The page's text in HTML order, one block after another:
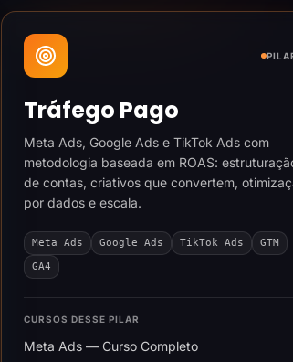
Tráfego Pago
Meta Ads, Google Ads e TikTok Ads com
metodologia baseada em ROAS:
de contas, criativos que convertem,
por dados e escala.
Meta Ads Google Ads TikTok Ads
GTM
GA4
CURSOS DESSE PILAR
Meta Ads — Curso Completo